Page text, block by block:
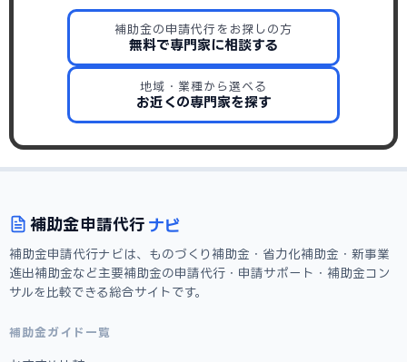
補助金の申請代行をお探しの方
無料で専門家に相談する
地域・業種から選べる
お近くの専門家を探す
補助金申請代行 ナビ
補助金申請代行ナビは、ものづくり補助金・省力化補助金・新事業
進出補助金など主要補助金の申請代行・申請サポート・補助金コン
サルを比較できる総合サイトです。
補助金ガイド一覧